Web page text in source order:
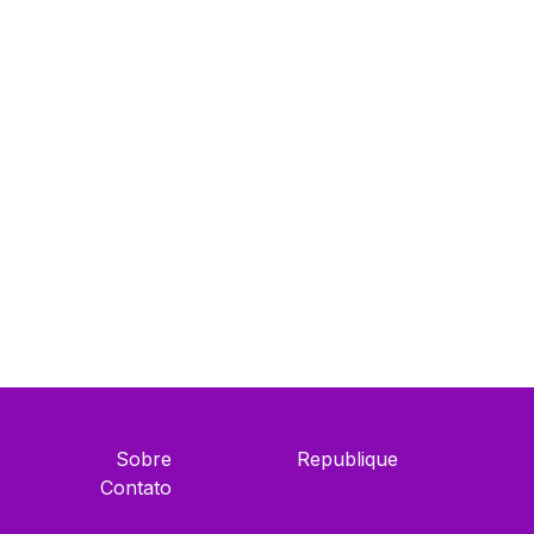
Sobre
Contato
Republique